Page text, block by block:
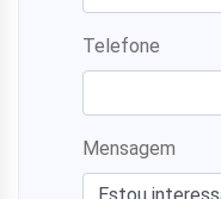
Telefone
Mensagem